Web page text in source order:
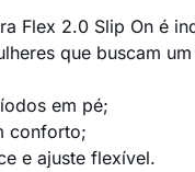
Flex 2.0 Slip On é
que buscam
em pé;
conforto;
e ajuste flexível.